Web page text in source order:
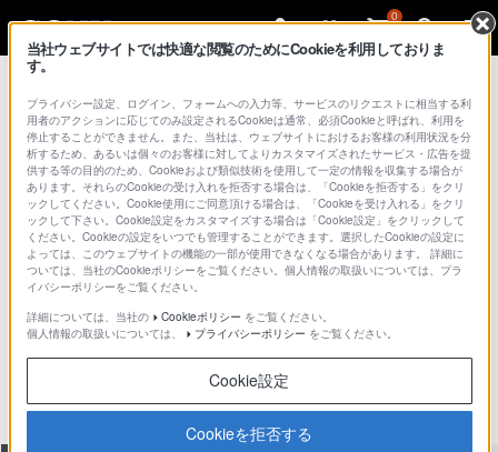
0
SU-PW2
当社ウェブサイトでは快適な閲覧のためにCookieを利用しておりま
す。
プライバシー設定、ログイン、フォームへの入力等、サービスのリクエストに相当する利
用者のアクションに応じてのみ設定されるCookieは通常、必須Cookieと呼ばれ、利用を
停止することができません。また、当社は、ウェブサイトにおけるお客様の利用状況を分
析するため、あるいは個々のお客様に対してよりカスタマイズされたサービス・広告を提
供する等の目的のため、Cookieおよび類似技術を使用して一定の情報を収集する場合が
あります。それらのCookieの受け入れを拒否する場合は、「Cookieを拒否する」をクリ
ックしてください。Cookie使用にご同意頂ける場合は、「Cookieを受け入れる」をクリ
ックして下さい。Cookie設定をカスタマイズする場合は「Cookie設定」をクリックして
ください。Cookieの設定をいつでも管理することができます。選択したCookieの設定に
よっては、このウェブサイトの機能の一部が使用できなくなる場合があります。 詳細に
ついては、当社のCookieポリシーをご覧ください。個人情報の取扱いについては、プラ
イバシーポリシーをご覧ください。
詳細については、当社の
Cookieポリシー をご覧ください。
個人情報の取扱いについては、
プライバシーポリシー をご覧ください。
Cookie設定
Cookieを拒否する